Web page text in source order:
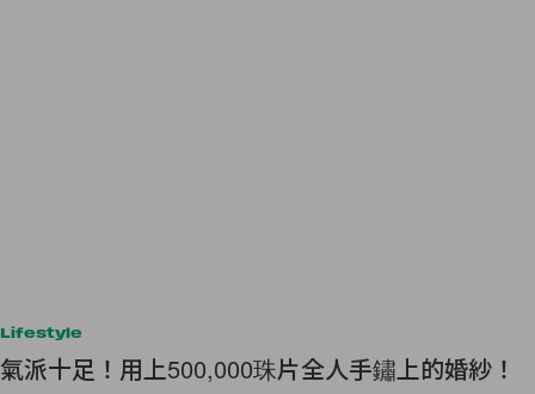
Lifestyle
氣派十足！用上500,000珠片全人手鏽上的婚紗！